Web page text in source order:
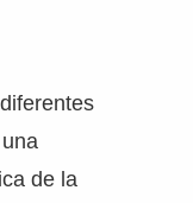
de la